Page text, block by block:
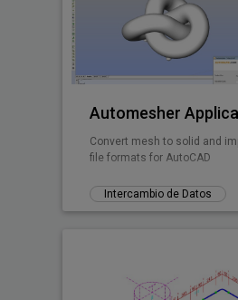
Automesher
Convert mesh to solid and
file formats for AutoCAD
Intercambio de Datos